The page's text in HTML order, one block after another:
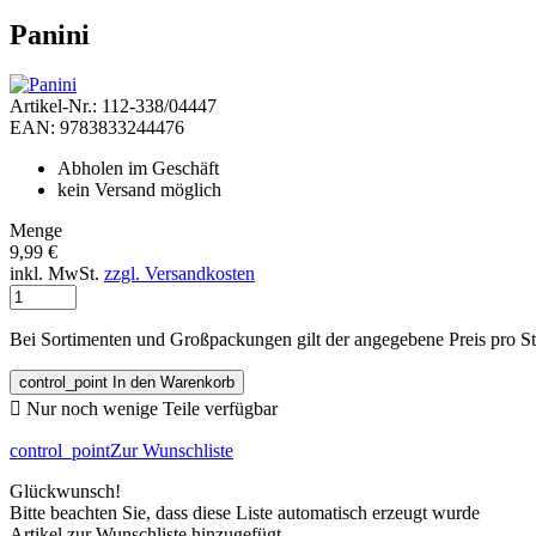
Panini
Artikel-Nr.: 112-338/04447
EAN: 9783833244476
Abholen im Geschäft
kein Versand möglich
Menge
9,99 €
inkl. MwSt. zzgl. Versandkosten
Bei Sortimenten und Großpackungen gilt der angegebene Preis pro
control_point In den Warenkorb
 Nur noch wenige Teile verfügbar
control_pointZur Wunschliste
Glückwunsch!
Bitte beachten Sie, dass diese Liste automatisch erzeugt wurde